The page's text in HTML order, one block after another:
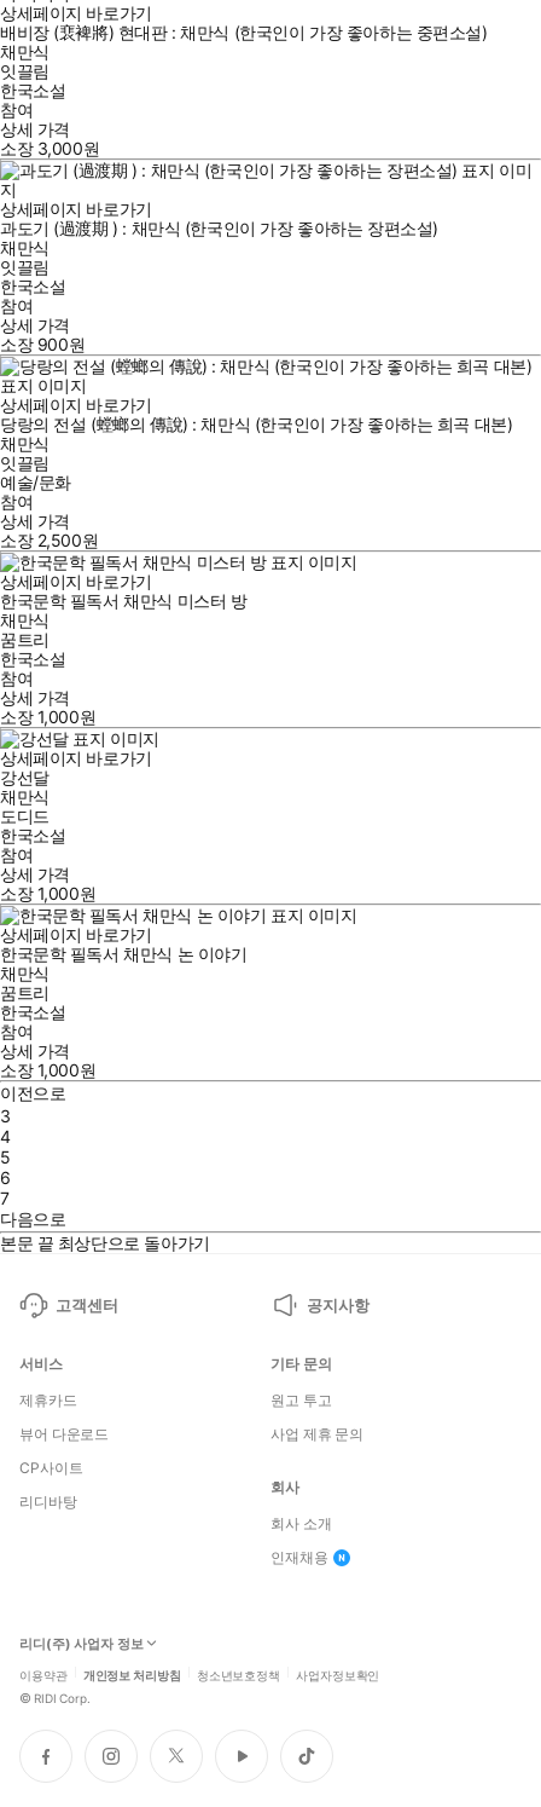
상세페이지 바로가기
배비장 (裵裨將) 현대판 : 채만식 (한국인이 가장 좋아하는 중편소설)
채만식
잇끌림
한국소설
참여
상세 가격
소장 3,000원
상세페이지 바로가기
과도기 (過渡期 ) : 채만식 (한국인이 가장 좋아하는 장편소설)
채만식
잇끌림
한국소설
참여
상세 가격
소장 900원
상세페이지 바로가기
당랑의 전설 (螳螂의 傳說) : 채만식 (한국인이 가장 좋아하는 희곡 대본)
채만식
잇끌림
예술/문화
참여
상세 가격
소장 2,500원
상세페이지 바로가기
한국문학 필독서 채만식 미스터 방
채만식
꿈트리
한국소설
참여
상세 가격
소장1,000원
상세페이지 바로가기
강선달
채만식
도디드
한국소설
참여
상세 가격
소장1,000원
상세페이지 바로가기
한국문학 필독서 채만식 논 이야기
채만식
꿈트리
한국소설
참여
상세 가격
소장1,000원
이전으로
3
4
5
6
7
다음으로
본문 끝 최상단으로 돌아가기
고객센터 공지사항
서비스
제휴카드
뷰어 다운로드
CP사이트
리디바탕
기타 문의
원고 투고
사업 제휴 문의
회사
회사 소개
인재채용
리디(주) 사업자 정보
이용약관 개인정보 처리방침 청소년보호정책 사업자정보확인
© RIDI Corp.
페
이
인
스
트
위
유
튜
틱
톡